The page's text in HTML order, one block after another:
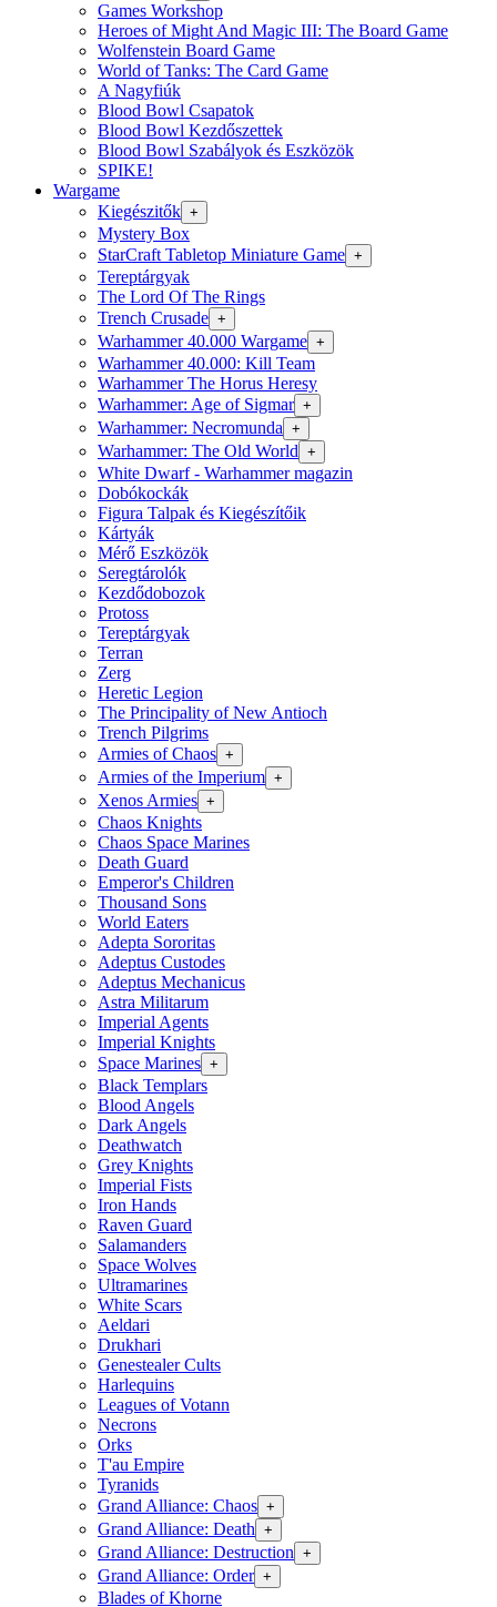
Games Workshop
Heroes of Might And Magic III: The Board Game
Wolfenstein Board Game
World of Tanks: The Card Game
A Nagyfiúk
Blood Bowl Csapatok
Blood Bowl Kezdőszettek
Blood Bowl Szabályok és Eszközök
SPIKE!
Wargame
Kiegészitők +
Mystery Box
StarCraft Tabletop Miniature Game +
Tereptárgyak
The Lord Of The Rings
Trench Crusade +
Warhammer 40.000 Wargame +
Warhammer 40.000: Kill Team
Warhammer The Horus Heresy
Warhammer: Age of Sigmar +
Warhammer: Necromunda +
Warhammer: The Old World +
White Dwarf - Warhammer magazin
Dobókockák
Figura Talpak és Kiegészítőik
Kártyák
Mérő Eszközök
Seregtárolók
Kezdődobozok
Protoss
Tereptárgyak
Terran
Zerg
Heretic Legion
The Principality of New Antioch
Trench Pilgrims
Armies of Chaos +
Armies of the Imperium +
Xenos Armies +
Chaos Knights
Chaos Space Marines
Death Guard
Emperor's Children
Thousand Sons
World Eaters
Adepta Sororitas
Adeptus Custodes
Adeptus Mechanicus
Astra Militarum
Imperial Agents
Imperial Knights
Space Marines +
Black Templars
Blood Angels
Dark Angels
Deathwatch
Grey Knights
Imperial Fists
Iron Hands
Raven Guard
Salamanders
Space Wolves
Ultramarines
White Scars
Aeldari
Drukhari
Genestealer Cults
Harlequins
Leagues of Votann
Necrons
Orks
T'au Empire
Tyranids
Grand Alliance: Chaos +
Grand Alliance: Death +
Grand Alliance: Destruction +
Grand Alliance: Order +
Blades of Khorne